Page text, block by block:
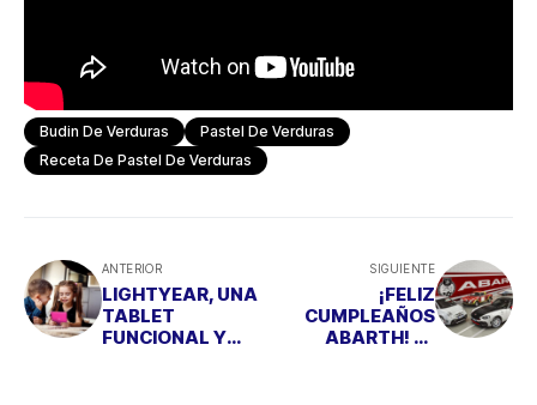
Budin De Verduras
Pastel De Verduras
Receta De Pastel De Verduras
ANTERIOR
LIGHTYEAR, UNA
TABLET
FUNCIONAL Y
SIGUIENTE
¡FELIZ
CUMPLEAÑOS
ABARTH! EL